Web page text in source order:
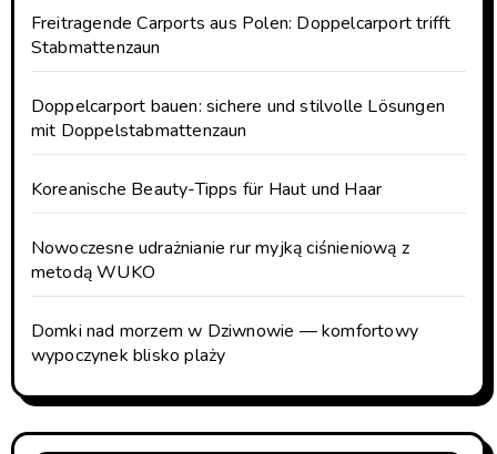
Freitragende Carports aus Polen: Doppelcarport trifft
Stabmattenzaun
Doppelcarport bauen: sichere und stilvolle Lösungen
mit Doppelstabmattenzaun
Koreanische Beauty-Tipps für Haut und Haar
Nowoczesne udrażnianie rur myjką ciśnieniową z
metodą WUKO
Domki nad morzem w Dziwnowie — komfortowy
wypoczynek blisko plaży